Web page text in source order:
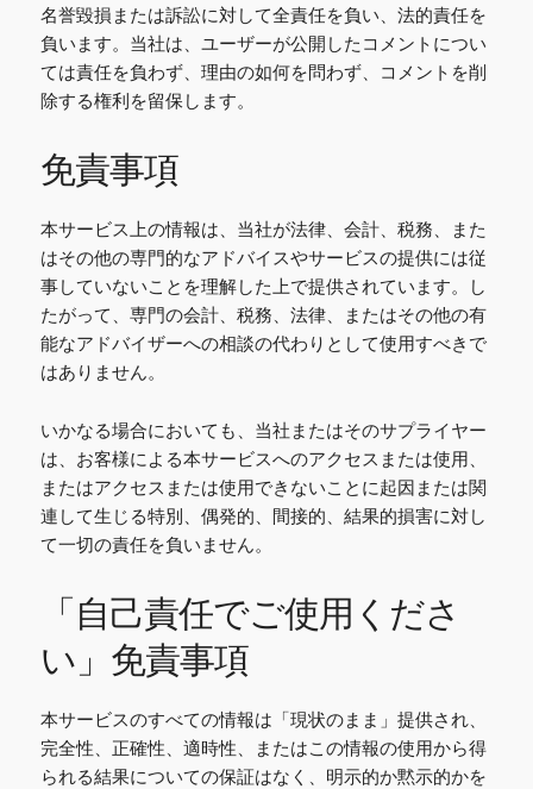
名誉毀損または訴訟に対して全責任を負い、法的責任を
負います。当社は、ユーザーが公開したコメントについ
ては責任を負わず、理由の如何を問わず、コメントを削
除する権利を留保します。
免責事項
本サービス上の情報は、当社が法律、会計、税務、また
はその他の専門的なアドバイスやサービスの提供には従
事していないことを理解した上で提供されています。し
たがって、専門の会計、税務、法律、またはその他の有
能なアドバイザーへの相談の代わりとして使用すべきで
はありません。
いかなる場合においても、当社またはそのサプライヤー
は、お客様による本サービスへのアクセスまたは使用、
またはアクセスまたは使用できないことに起因または関
連して生じる特別、偶発的、間接的、結果的損害に対し
て一切の責任を負いません。
「自己責任でご使用くださ
い」免責事項
本サービスのすべての情報は「現状のまま」提供され、
完全性、正確性、適時性、またはこの情報の使用から得
られる結果についての保証はなく、明示的か黙示的かを